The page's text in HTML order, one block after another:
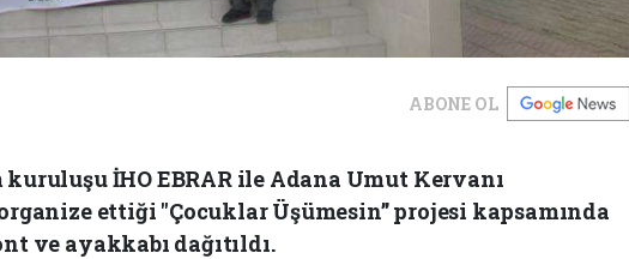
ABONE OL
İHO EBRAR ile Adana Umut Kervanı
ettiği "Çocuklar Üşümesin” projesi kapsamında
ve ayakkabı dağıtıldı.